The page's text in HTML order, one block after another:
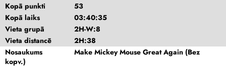
Kopā punkti
53
Kopā laiks
03:40:35
Vieta grupā
2H-W:8
Vieta distancē
2H:38
Nosaukums
Make Mickey Mouse Great Again (Bez
kopv.)